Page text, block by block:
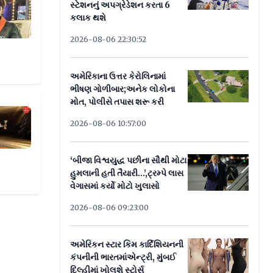
જીત્યો આઠ મેડલ અને બે ટ્રોફી
સ્ટેશનનું અપગ્રેડેશન કરતા 6
કલાક થશે
2026-08-06 22:30:52
અમેરિકાના ઉત્તર કેરોલિનામાં
ભીષણ ગોળીબાર;અનેક લોકોના
મોત, પોલીસે તપાસ શરૂ કરી
2026-08-06 10:57:00
‘બીજા વિશ્વયુદ્ધ પછીના સૌથી મોટા
હુમલાની હતી તૈયારી...’,ટ્રમ્પે લાસ
વેગાસમાં કર્યો મોટો ખુલાસો
2026-08-06 09:23:00
અમેરિકન સ્ટાર કિમ કાર્દિશિયનની
કંપનીની ભારતમાંએન્ટ્રી, મુંબઈ
દિલ્હીમાં ખોલશે સ્ટોર્સ